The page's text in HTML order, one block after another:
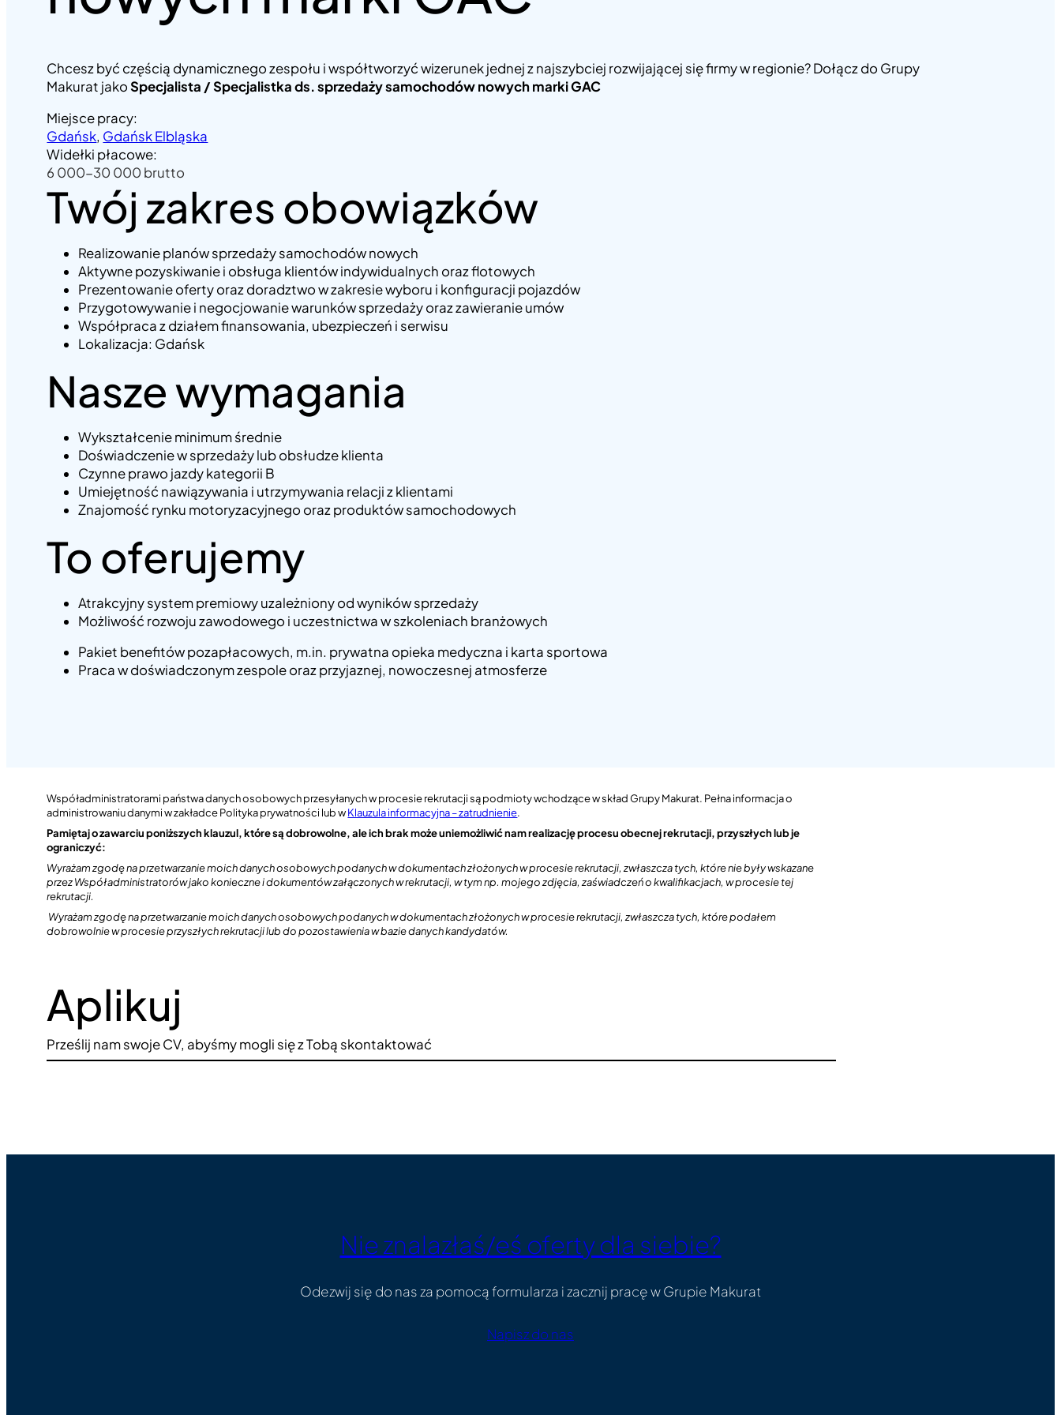
Chcesz być częścią dynamicznego zespołu i współtworzyć wizerunek jednej z najszybciej rozwijającej się firmy w regionie? Dołącz do Grupy
Makurat jakoSpecjalista / Specjalistka ds. sprzedaży samochodów nowych marki GAC
Miejsce pracy:
Gdańsk, Gdańsk Elbląska
Widełki płacowe:
6 000-30 000 brutto
Twój zakres obowiązków
Realizowanie planów sprzedaży samochodów nowych
Aktywne pozyskiwanie i obsługa klientów indywidualnych oraz flotowych
Prezentowanie oferty oraz doradztwo w zakresie wyboru i konfiguracji pojazdów
Przygotowywanie i negocjowanie warunków sprzedaży oraz zawieranie umów
Współpraca z działem finansowania, ubezpieczeń i serwisu
Lokalizacja: Gdańsk
Nasze wymagania
Wykształcenie minimum średnie
Doświadczenie w sprzedaży lub obsłudze klienta
Czynne prawo jazdy kategorii B
Umiejętność nawiązywania i utrzymywania relacji z klientami
Znajomość rynku motoryzacyjnego oraz produktów samochodowych
To oferujemy
Atrakcyjny system premiowy uzależniony od wyników sprzedaży
Możliwość rozwoju zawodowego i uczestnictwa w szkoleniach branżowych
Pakiet benefitów pozapłacowych, m.in. prywatna opieka medyczna i karta sportowa
Praca w doświadczonym zespole oraz przyjaznej, nowoczesnej atmosferze
Współadministratorami państwa danych osobowych przesyłanych w procesie rekrutacji są podmioty wchodzące w skład Grupy Makurat. Pełna informacja o
administrowaniu danymi w zakładce Polityka prywatności lub wKlauzula informacyjna – zatrudnienie.
Pamiętaj o zawarciu poniższych klauzul, które są dobrowolne, ale ich brak może uniemożliwić nam realizację procesu obecnej rekrutacji, przyszłych lub je
ograniczyć:
Wyrażam zgodę na przetwarzanie moich danych osobowych podanych w dokumentach złożonych w procesie rekrutacji, zwłaszcza tych, które nie były wskazane
przez Współadministratorów jako konieczne i dokumentów załączonych w rekrutacji, w tym np. mojego zdjęcia, zaświadczeń o kwalifikacjach, w procesie tej
rekrutacji.
Wyrażam zgodę na przetwarzanie moich danych osobowych podanych w dokumentach złożonych w procesie rekrutacji, zwłaszcza tych, które podałem
dobrowolnie w procesie przyszłych rekrutacji lub do pozostawienia w bazie danych kandydatów.
Aplikuj
Prześlij nam swoje CV, abyśmy mogli się z Tobą skontaktować
Nie znalazłaś/eś oferty dla siebie?
Odezwij się do nas za pomocą formularza i zacznij pracę w Grupie Makurat
Napisz do nas